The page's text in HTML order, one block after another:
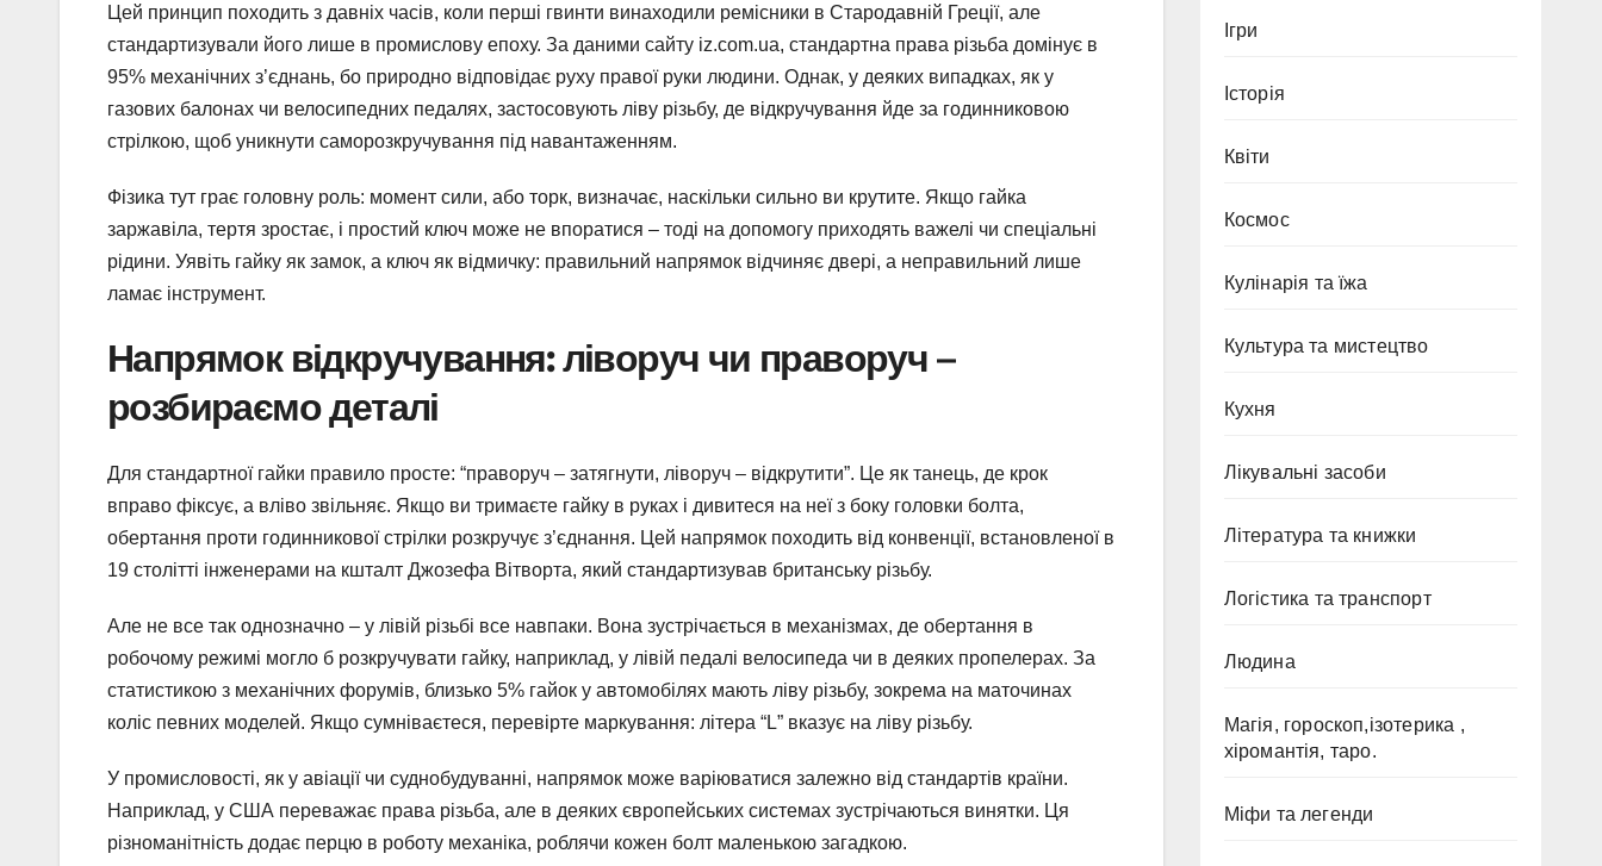
Цей принцип походить з давніх часів, коли перші гвинти винаходили ремісники в Стародавній Греції, але
стандартизували його лише в промислову епоху. За даними сайту iz.com.ua, стандартна права різьба домінує в
95% механічних з’єднань, бо природно відповідає руху правої руки людини. Однак, у деяких випадках, як у
газових балонах чи велосипедних педалях, застосовують ліву різьбу, де відкручування йде за годинниковою
стрілкою, щоб уникнути саморозкручування під навантаженням.
Фізика тут грає головну роль: момент сили, або торк, визначає, наскільки сильно ви крутите. Якщо гайка
заржавіла, тертя зростає, і простий ключ може не впоратися – тоді на допомогу приходять важелі чи спеціальні
рідини. Уявіть гайку як замок, а ключ як відмичку: правильний напрямок відчиняє двері, а неправильний лише
ламає інструмент.
Напрямок відкручування: ліворуч чи праворуч –
розбираємо деталі
Для стандартної гайки правило просте: “праворуч – затягнути, ліворуч – відкрутити”. Це як танець, де крок
вправо фіксує, а вліво звільняє. Якщо ви тримаєте гайку в руках і дивитеся на неї з боку головки болта,
обертання проти годинникової стрілки розкручує з’єднання. Цей напрямок походить від конвенції, встановленої в
19 столітті інженерами на кшталт Джозефа Вітворта, який стандартизував британську різьбу.
Але не все так однозначно – у лівій різьбі все навпаки. Вона зустрічається в механізмах, де обертання в
робочому режимі могло б розкручувати гайку, наприклад, у лівій педалі велосипеда чи в деяких пропелерах. За
статистикою з механічних форумів, близько 5% гайок у автомобілях мають ліву різьбу, зокрема на маточинах
коліс певних моделей. Якщо сумніваєтеся, перевірте маркування: літера “L” вказує на ліву різьбу.
У промисловості, як у авіації чи суднобудуванні, напрямок може варіюватися залежно від стандартів країни.
Наприклад, у США переважає права різьба, але в деяких європейських системах зустрічаються винятки. Ця
різноманітність додає перцю в роботу механіка, роблячи кожен болт маленькою загадкою.
Ігри
Історія
Квіти
Космос
Кулінарія та їжа
Культура та мистецтво
Кухня
Лікувальні засоби
Література та книжки
Логістика та транспорт
Людина
Магія, гороскоп,ізотерика ,
хіромантія, таро.
Міфи та легенди